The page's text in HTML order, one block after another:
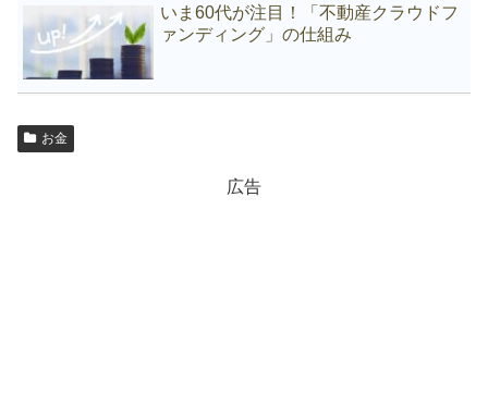
いま60代が注目！「不動産クラウドフ
ァンディング」の仕組み
お金
広告